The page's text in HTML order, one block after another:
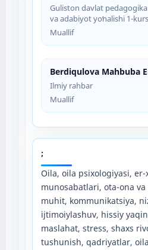
Guliston davlat
va adabiyot yoʻnalishi 1-kurs
Muallif
Berdiqulova Mahbuba
Ilmiy rahbar
Muallif
;
Oila, oila psixologiyasi, er-
munosabatlari, ota-ona
muhit, kommunikatsiya,
ijtimoiylashuv, hissiy
maslahat, stress, shaxs
tushunish, qadriyatlar,